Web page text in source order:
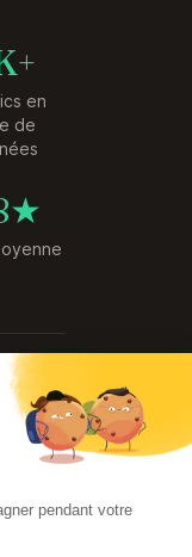
pendant votre
en
de
droits
de